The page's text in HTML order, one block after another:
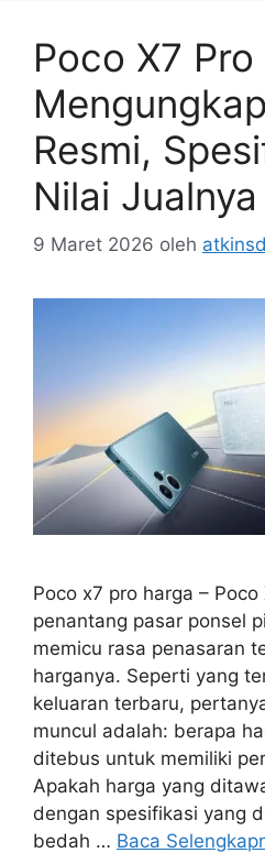
Poco X7
Resmi,
Nilai Jualnya
9 Maret 2026 oleh
Poco x7 pro harga – Poco
penantang pasar ponsel
memicu rasa penasaran
harganya. Seperti yang
keluaran terbaru,
muncul adalah: berapa
ditebus untuk memiliki
Apakah harga yang
dengan spesifikasi yang
bedah … Baca